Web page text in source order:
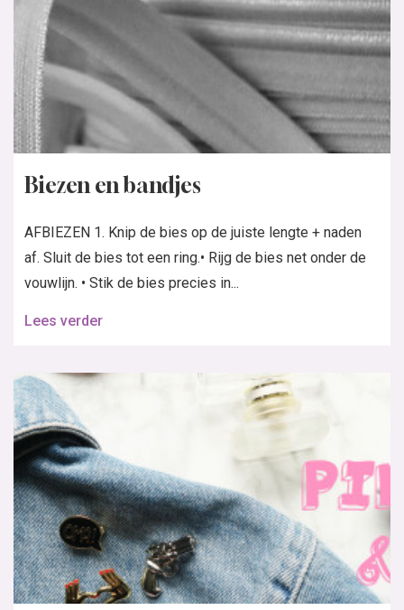
Biezen en bandjes
AFBIEZEN 1. Knip de bies op de juiste lengte + naden
af. Sluit de bies tot een ring.• Rijg de bies net onder de
vouwlijn. • Stik de bies precies in...
Lees verder